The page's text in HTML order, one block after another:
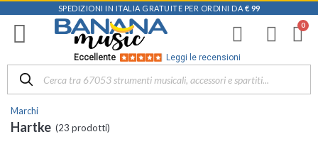
SPEDIZIONI IN ITALIA GRATUITE PER ORDINI DA € 99
Eccellente Leggi le recensioni
Marchi
Hartke (23 prodotti)
Filtra
i
risultati
Disponibile
in
Negozio